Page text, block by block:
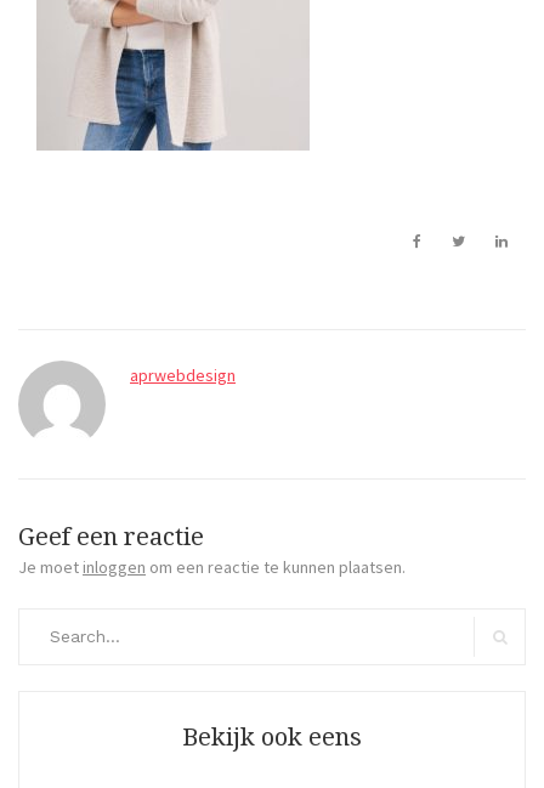
aprwebdesign
Geef een reactie
Je moet inloggen om een reactie te kunnen plaatsen.
Bekijk ook eens